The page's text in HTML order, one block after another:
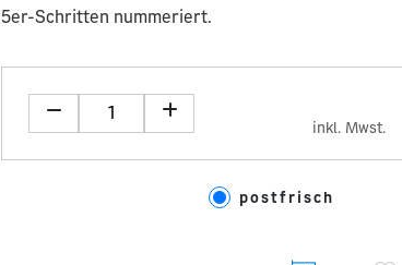
5er-Schritten nummeriert.
inkl. Mwst.
postfrisch